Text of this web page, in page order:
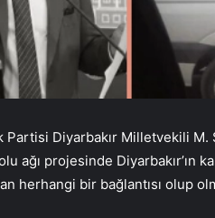
Diyarbakır Milletvekili M.
ağı projesinde Diyarbakır’ın
herhangi bir bağlantısı olup